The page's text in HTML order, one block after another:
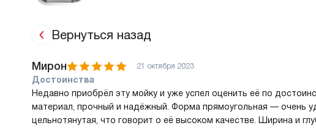
Вернуться назад
Мирон 21 октября 2023
Достоинства
Недавно приобрёл эту мойку и уже успел оценить её по
материал, прочный и надёжный. Форма прямоугольная — очень
цельнотянутая, что говорит о её высоком качестве. Ширина и